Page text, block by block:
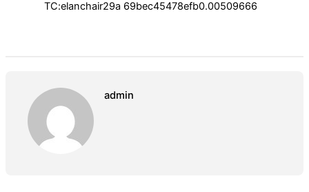
TC:elanchair29a 69bec45478efb0.00509666
admin